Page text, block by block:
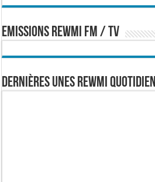
EMISSIONS REWMI FM / TV
Dernières Unes Rewmi Quotidien